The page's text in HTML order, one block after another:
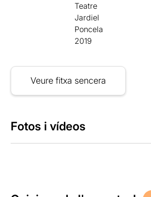
Teatre
Jardiel
Poncela
2019
Veure fitxa sencera
Fotos i vídeos